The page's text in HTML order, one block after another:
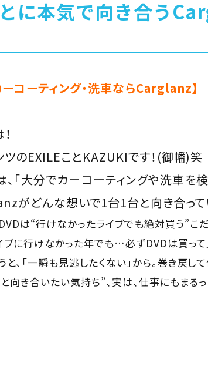
に本気で向き合う
ーコーティング・洗車ならCarglanz】
ツのEXILEことKAZUKIです！(御幡)笑
、「大分でカーコーティングや洗車を
がどんな想いで1台1台と向き合っ
は“行けなかったライブでも絶対買う”こ
ブに行けなかった年でも…必ずDVDは買って見
と、「一瞬も見逃したくない」から。巻き戻し
向き合いたい気持ち”、実は、仕事にもまる